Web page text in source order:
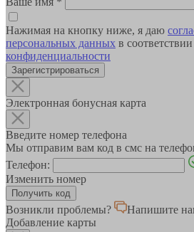
Нажимая на кнопку ниже, я даю
персональных данных в
конфиденциальности
Зарегистрироваться
Электронная бонусная карта
Введите номер телефона
Мы отправим вам код в смс на
Телефон:
Изменить номер
Возникли проблемы?
Напишите
Добавление карты